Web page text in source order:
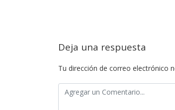
Deja una respuesta
Tu dirección de correo electrónico